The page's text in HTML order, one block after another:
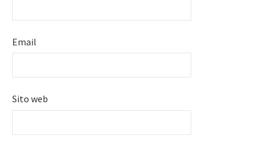
Email
Sito web